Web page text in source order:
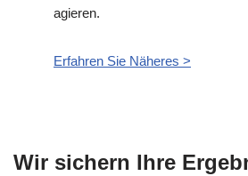
agieren.
Erfahren Sie Näheres >
Wir sichern Ihre